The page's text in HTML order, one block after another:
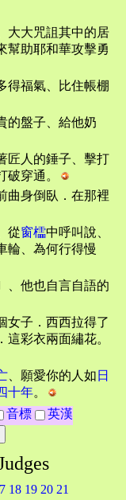
大大咒詛其中的居
幫助耶和華攻擊勇
得福氣、比住帳棚
的盤子、給他奶
匠人的錘子、擊打
穿通。
曲身倒臥．在那裡
從窗櫺中呼叫說、
輪、為何行得慢
、他也自言自語的
女子．西西拉得了
彩衣兩面繡花。
、願愛你的人如 日
十年。
音標
英漢
18 19 20 21